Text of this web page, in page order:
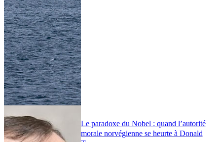
Le paradoxe du Nobel : quand l’autorité
morale norvégienne se heurte à Donald